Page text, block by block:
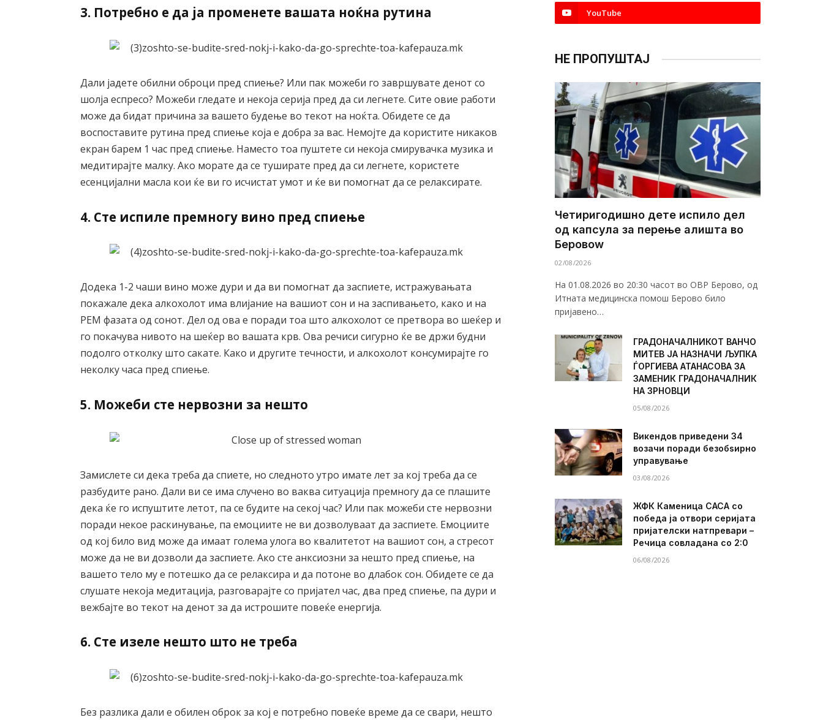
3. Потребно е да ја променете вашата ноќна рутина
Дали јадете обилни оброци пред спиење? Или пак можеби го завршувате денот со
шолја еспресо? Можеби гледате и некоја серија пред да си легнете. Сите овие работи
може да бидат причина за вашето будење во текот на ноќта. Обидете се да
воспоставите рутина пред спиење која е добра за вас. Немојте да користите никаков
екран барем 1 час пред спиење. Наместо тоа пуштете си некоја смирувачка музика и
медитирајте малку. Ако морате да се туширате пред да си легнете, користете
есенцијални масла кои ќе ви го исчистат умот и ќе ви помогнат да се релаксирате.
4. Сте испиле премногу вино пред спиење
Додека 1-2 чаши вино може дури и да ви помогнат да заспиете, истражувањата
покажале дека алкохолот има влијание на вашиот сон и на заспивањето, како и на
РЕМ фазата од сонот. Дел од ова е поради тоа што алкохолот се претвора во шеќер и
го покачува нивото на шеќер во вашата крв. Ова речиси сигурно ќе ве држи будни
подолго отколку што сакате. Како и другите течности, и алкохолот консумирајте го
неколку часа пред спиење.
5. Можеби сте нервозни за нешто
Замислете си дека треба да спиете, но следното утро имате лет за кој треба да се
разбудите рано. Дали ви се има случено во ваква ситуација премногу да се плашите
дека ќе го испуштите летот, па се будите на секој час? Или пак можеби сте нервозни
поради некое раскинување, па емоциите не ви дозволуваат да заспиете. Емоциите
од кој било вид може да имаат голема улога во квалитетот на вашиот сон, а стресот
може да не ви дозволи да заспиете. Ако сте анксиозни за нешто пред спиење, на
вашето тело му е потешко да се релаксира и да потоне во длабок сон. Обидете се да
слушате некоја медитација, разговарајте со пријател час, два пред спиење, па дури и
вежбајте во текот на денот за да истрошите повеќе енергија.
6. Сте изеле нешто што не треба
Без разлика дали е обилен оброк за кој е потребно повеќе време да се свари, нешто
YouTube
НЕ ПРОПУШТАЈ
Четиригодишно дете испило дел
од капсула за перење алишта во
Беровоw
02/08/2026
На 01.08.2026 во 20:30 часот во ОВР Берово, од
Итната медицинска помош Берово било
пријавено…
ГРАДОНАЧАЛНИКОТ ВАНЧО
МИТЕВ ЈА НАЗНАЧИ ЉУПКА
ЃОРГИЕВА АТАНАСОВА ЗА
ЗАМЕНИК ГРАДОНАЧАЛНИК
НА ЗРНОВЦИ
05/08/2026
Викендов приведени 34
возачи поради безобѕирно
управување
03/08/2026
ЖФК Каменица САСА со
победа ја отвори серијата
пријателски натпревари –
Речица совладана со 2:0
06/08/2026